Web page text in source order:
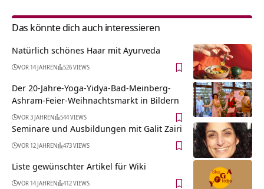
Das könnte dich auch interessieren
Natürlich schönes Haar mit Ayurveda
VOR 14 JAHREN 526 VIEWS
Der 20-Jahre-Yoga-Yidya-Bad-Meinberg-
Ashram-Feier-Weihnachtsmarkt in Bildern
VOR 3 JAHREN 544 VIEWS
Seminare und Ausbildungen mit Galit Zairi
VOR 12 JAHREN 473 VIEWS
Liste gewünschter Artikel für Wiki
VOR 14 JAHREN 412 VIEWS